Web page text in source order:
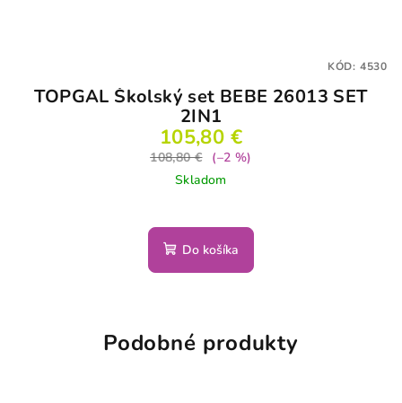
TOPGAL Školský set BEBE 26013 SET
2IN1
105,80 €
108,80 €
(–2 %)
Skladom
Do košíka
KÓD: 4530
Podobné produkty